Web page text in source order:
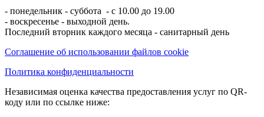
- понедельник - суббота - с 10.00 до 19.00
- воскресенье - выходной день.
Последний вторник каждого месяца - санитарный день
Соглашение об использовании файлов cookie
Политика конфиденциальности
Независимая оценка качества предоставления услуг по QR-
коду или по ссылке ниже: